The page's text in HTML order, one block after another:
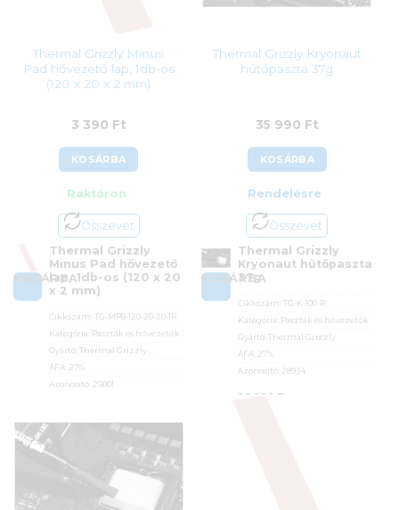
Thermal Grizzly Minus
Pad hővezető lap, 1db-os
(120 x 20 x 2 mm)
3 390 Ft
KOSÁRBA
Raktáron
Összevet
KOSÁRBA
Thermal Grizzly
Minus Pad hővezető
lap, 1db-os (120 x 20
x 2 mm)
Cikkszám:TG-MP8-120-20-20-1R
Kategória: Paszták és hővezetők
Gyártó:Thermal Grizzly
ÁFA: 27%
Azonosító: 29001
Thermal Grizzly Kryonaut
hűtőpaszta 37g
35 990 Ft
KOSÁRBA
Rendelésre
Összevet
KOSÁRBA
Thermal Grizzly
Kryonaut hűtőpaszta
37g
Cikkszám: TG-K-100-R
Kategória: Paszták és hővezetők
Gyártó: Thermal Grizzly
ÁFA: 27%
Azonosító: 28934
35 990 Ft